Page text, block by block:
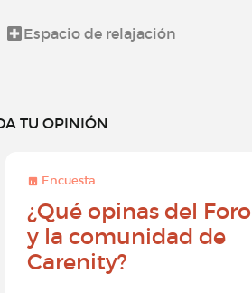
Espacio de relajación
TU OPINIÓN
Encuesta
¿Qué opinas del Foro
y la comunidad de
Carenity?